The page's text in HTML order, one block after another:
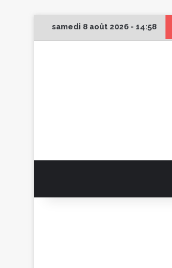
samedi 8 août 2026 - 14:58